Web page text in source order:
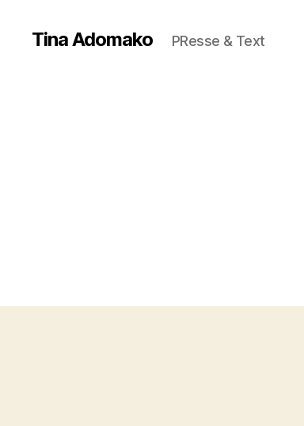
Tina Adomako PResse & Text